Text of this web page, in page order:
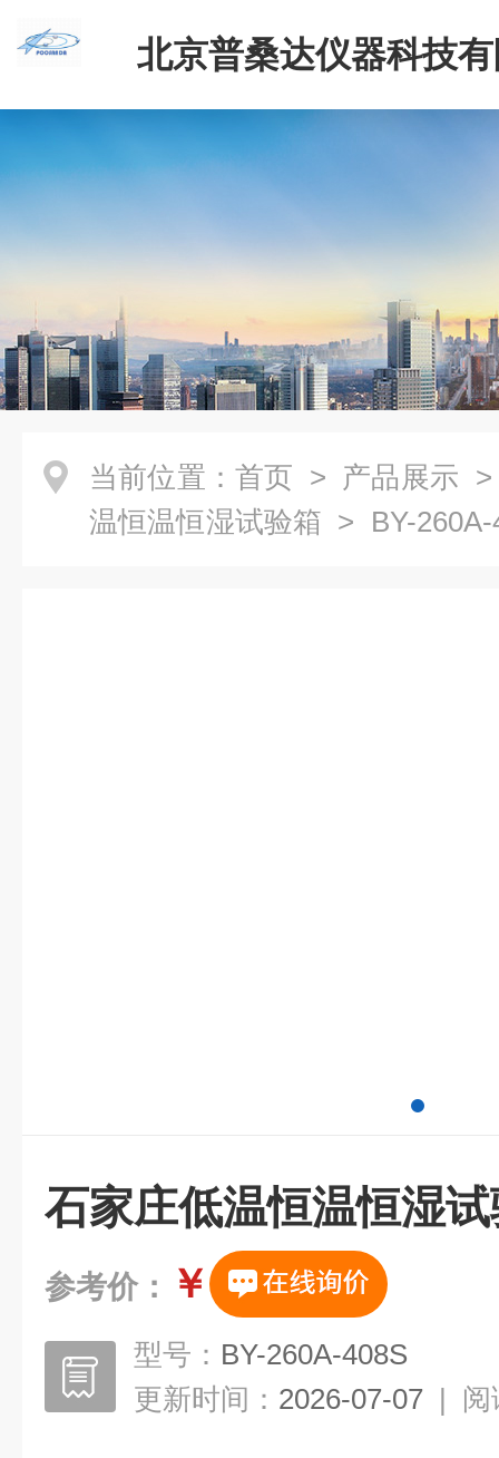
北京普桑达仪器科技
当前位置： 首页 > 产品展示
温恒温恒湿试验箱 > BY-
石家庄低温恒温恒湿
参考价： ￥
型号： BY-260A-408S
更新时间： 2026-07-07 | 阅